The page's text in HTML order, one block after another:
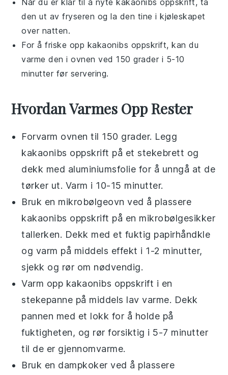
den ut av fryseren og la den tine i kjøleskapet
over natten.
For å friske opp kakaonibs oppskrift, kan du
varme den i ovnen ved 150 grader i 5-10
minutter før servering.
Hvordan Varmes Opp Rester
Forvarm ovnen til 150 grader. Legg
kakaonibs oppskrift på et stekebrett og
dekk med aluminiumsfolie for å unngå at de
tørker ut. Varm i 10-15 minutter.
Bruk en mikrobølgeovn ved å plassere
kakaonibs oppskrift på en mikrobølgesikker
tallerken. Dekk med et fuktig papirhåndkle
og varm på middels effekt i 1-2 minutter,
sjekk og rør om nødvendig.
Varm opp kakaonibs oppskrift i en
stekepanne på middels lav varme. Dekk
pannen med et lokk for å holde på
fuktigheten, og rør forsiktig i 5-7 minutter
til de er gjennomvarme.
Bruk en dampkoker ved å plassere